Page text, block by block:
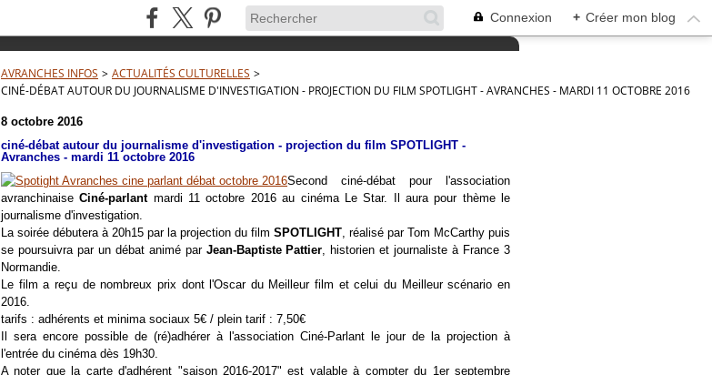
Connexion + Créer mon blog
AVRANCHES INFOS > ACTUALITÉS CULTURELLES >
CINÉ-DÉBAT AUTOUR DU JOURNALISME D'INVESTIGATION - PROJECTION DU FILM SPOTLIGHT - AVRANCHES - MARDI 11 OCTOBRE 2016
8 octobre 2016
ciné-débat autour du journalisme d'investigation - projection du film SPOTLIGHT -
Avranches - mardi 11 octobre 2016
Second ciné-débat pour l'association
avranchinaiseCiné-parlantmardi 11 octobre 2016 au cinéma Le Star. Il aura pour thème le
journalisme d'investigation.
La soirée débutera à 20h15 par la projection du film SPOTLIGHT, réalisé par Tom McCarthy puis
se poursuivra par un débat animé par Jean-Baptiste Pattier, historien et journaliste à France 3
Normandie.
Le film a reçu de nombreux prix dont l'Oscar du Meilleur film et celui du Meilleur scénario en
2016.
tarifs : adhérents et minima sociaux 5€ / plein tarif : 7,50€
Il sera encore possible de (ré)adhérer à l'association Ciné-Parlant le jour de la projection à
l'entrée du cinéma dès 19h30.
A noter que la carte d'adhérent "saison 2016-2017" est valable à compter du 1er septembre